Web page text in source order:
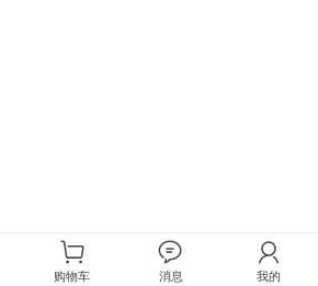
购物车 消息 我的